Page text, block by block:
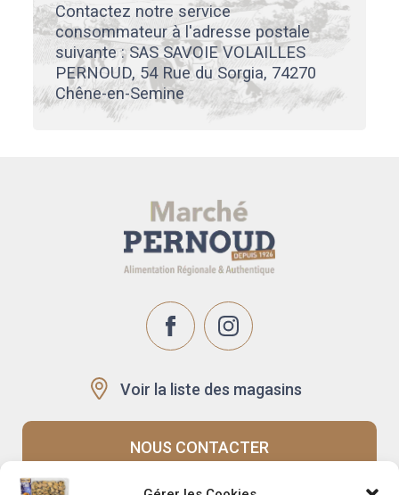
Contactez notre service
consommateur à l'adresse postale
suivante : SAS SAVOIE VOLAILLES
PERNOUD, 54 Rue du Sorgia, 74270
Chêne-en-Semine
Voir la liste des magasins
NOUS CONTACTER